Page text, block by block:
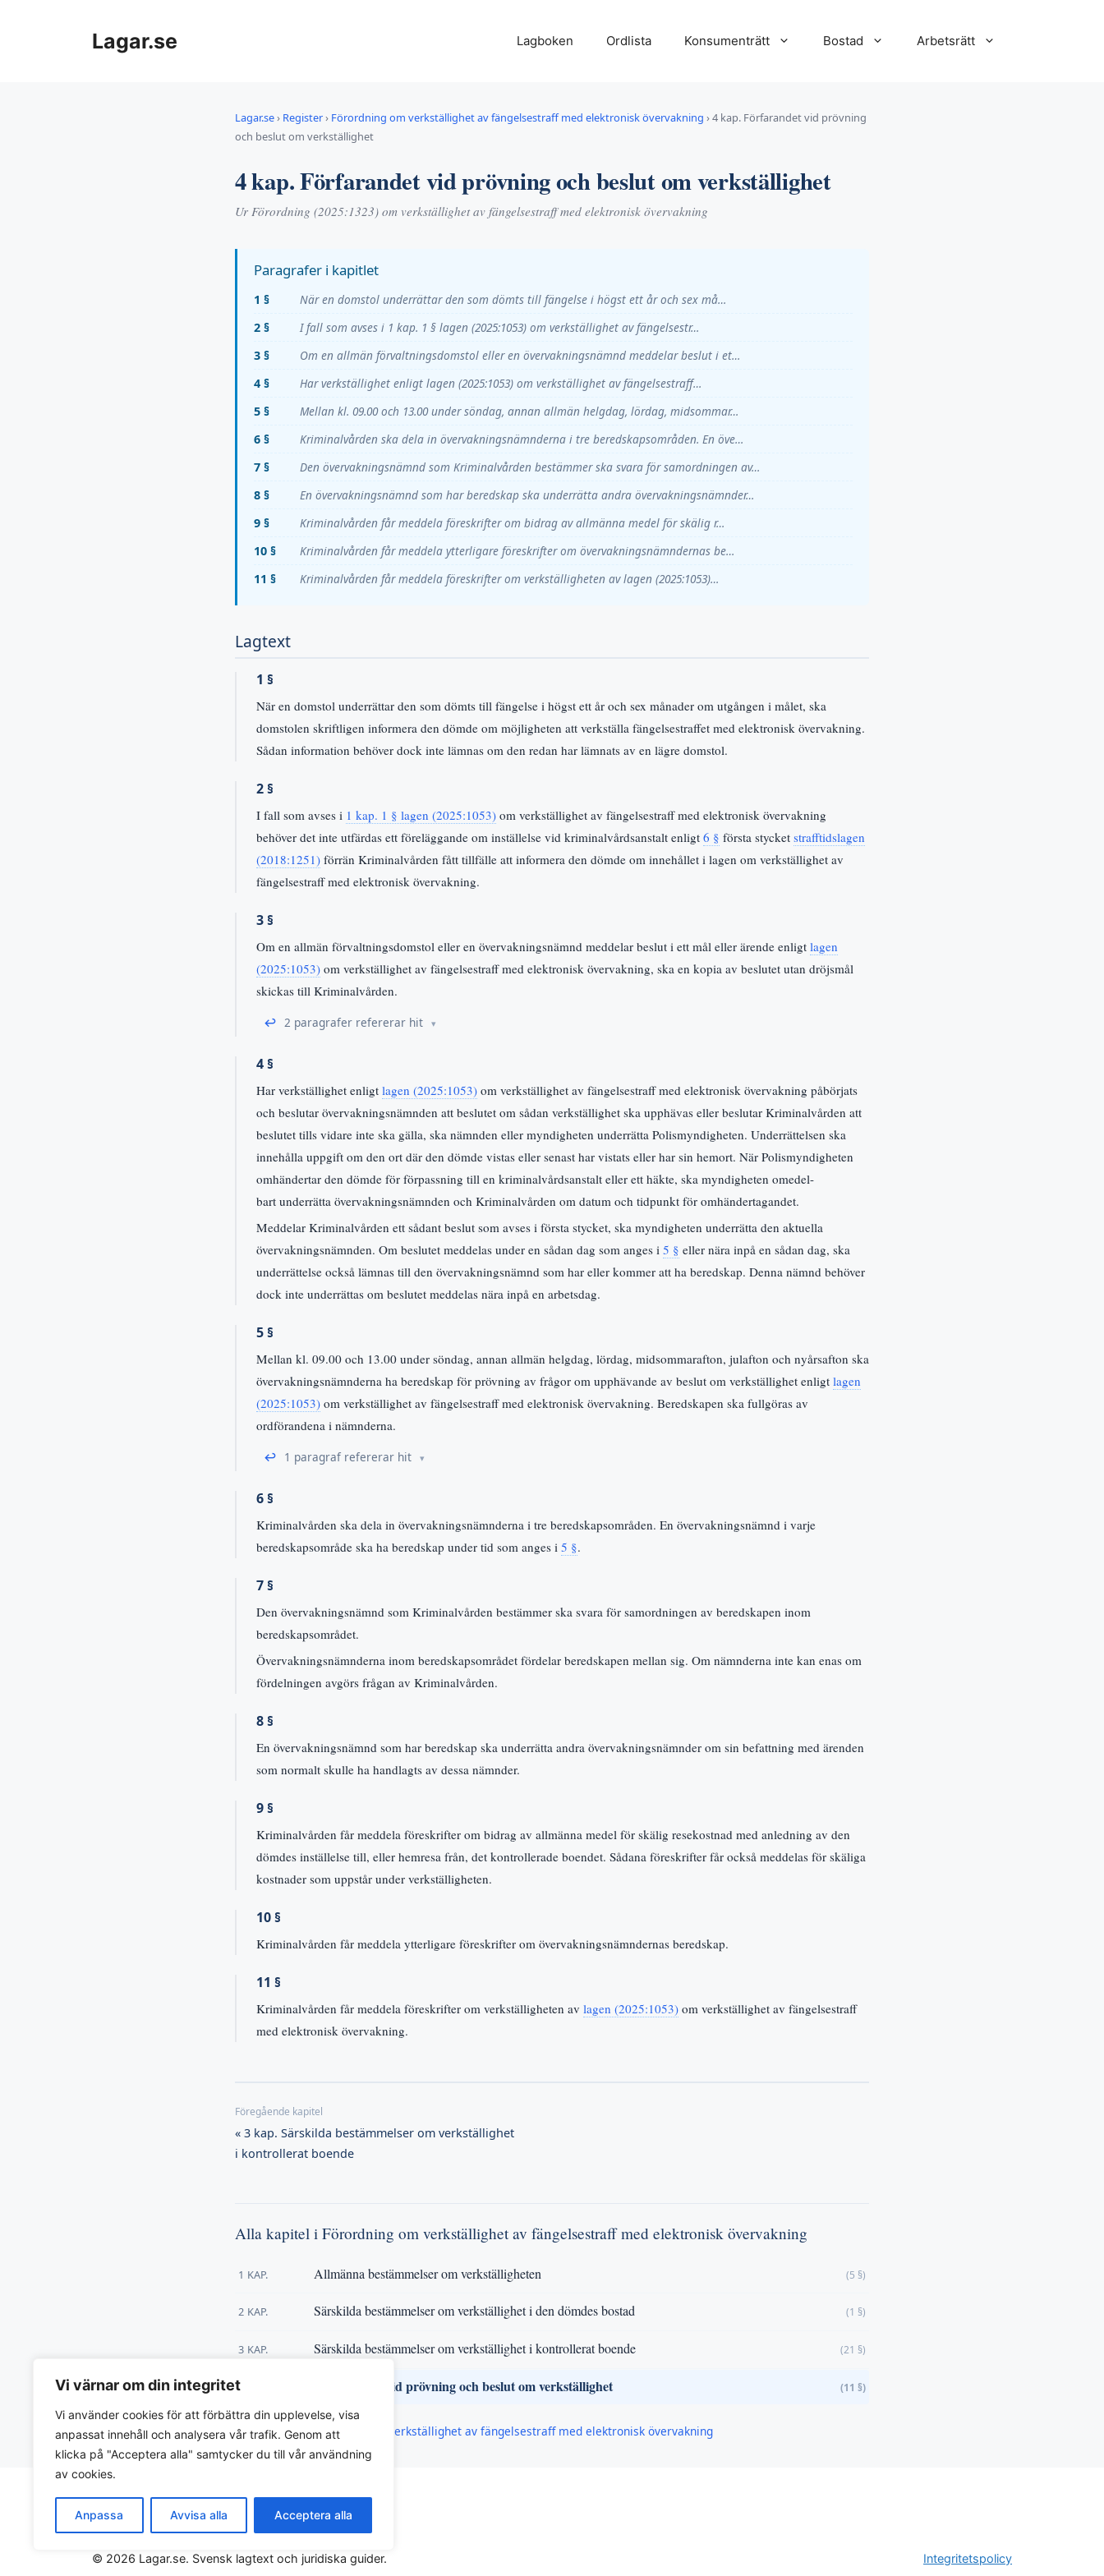
Vi värnar om din integritet
Vi använder cookies för att förbättra din upplevelse, visa
anpassat innehåll och analysera vår trafik. Genom att
klicka på "Acceptera alla" samtycker du till vår användning
av cookies.
Anpassa Avvisa alla Acceptera alla
Lagar.se Lagboken Ordlista Konsumenträtt Bostad Arbetsrätt
Lagar.se› Register› Förordning om verkställighet av fängelsestraff med elektronisk övervakning ›4 kap. Förfarandet vid prövning
och beslut om verkställighet
4 kap. Förfarandet vid prövning och beslut om verkställighet
Ur Förordning (2025:1323) om verkställighet av fängelsestraff med elektronisk övervakning
Paragrafer i kapitlet
1 §
När en domstol underrättar den som dömts till fängelse i högst ett år och sex må…
2 §
I fall som avses i 1 kap. 1 § lagen (2025:1053) om verkställighet av fängelsestr…
3 §
Om en allmän förvaltningsdomstol eller en övervakningsnämnd meddelar beslut i et…
4 §
Har verkställighet enligt lagen (2025:1053) om verkställighet av fängelsestraff…
5 §
Mellan kl. 09.00 och 13.00 under söndag, annan allmän helgdag, lördag, midsommar…
6 §
Kriminalvården ska dela in övervakningsnämnderna i tre beredskapsområden. En öve…
7 §
Den övervakningsnämnd som Kriminalvården bestämmer ska svara för samordningen av…
8 §
En övervakningsnämnd som har beredskap ska underrätta andra övervakningsnämnder…
9 §
Kriminalvården får meddela föreskrifter om bidrag av allmänna medel för skälig r…
10 §
Kriminalvården får meddela ytterligare föreskrifter om övervakningsnämndernas be…
11 §
Kriminalvården får meddela föreskrifter om verkställigheten av lagen (2025:1053)…
Lagtext
1 §
När en domstol underrättar den som dömts till fängelse i högst ett år och sex månader om utgången i målet, ska
domstolen skriftligen informera den dömde om möjligheten att verkställa fängelsestraffet med elektronisk övervakning.
Sådan information behöver dock inte lämnas om den redan har lämnats av en lägre domstol.
2 §
I fall som avses i 1 kap. 1 § lagen (2025:1053) om verkställighet av fängelsestraff med elektronisk övervakning
behöver det inte utfärdas ett föreläggande om inställelse vid kriminalvårdsanstalt enligt 6 § första stycket strafftidslagen
(2018:1251) förrän Kriminalvården fått tillfälle att informera den dömde om innehållet i lagen om verkställighet av
fängelsestraff med elektronisk övervakning.
3 §
Om en allmän förvaltningsdomstol eller en övervakningsnämnd meddelar beslut i ett mål eller ärende enligt lagen
(2025:1053) om verkställighet av fängelsestraff med elektronisk övervakning, ska en kopia av beslutet utan dröjsmål
skickas till Kriminalvården.
↩ 2 paragrafer refererar hit
4 §
Har verkställighet enligt lagen (2025:1053) om verkställighet av fängelsestraff med elektronisk övervakning påbörjats
och beslutar övervakningsnämnden att beslutet om sådan verkställighet ska upphävas eller beslutar Kriminalvården att
beslutet tills vidare inte ska gälla, ska nämnden eller myndigheten underrätta Polismyndigheten. Underrättelsen ska
innehålla uppgift om den ort där den dömde vistas eller senast har vistats eller har sin hemort. När Polismyndigheten
omhändertar den dömde för förpassning till en kriminalvårdsanstalt eller ett häkte, ska myndigheten omedel-
bart underrätta övervakningsnämnden och Kriminalvården om datum och tidpunkt för omhändertagandet.
Meddelar Kriminalvården ett sådant beslut som avses i första stycket, ska myndigheten underrätta den aktuella
övervakningsnämnden. Om beslutet meddelas under en sådan dag som anges i 5 § eller nära inpå en sådan dag, ska
underrättelse också lämnas till den övervakningsnämnd som har eller kommer att ha beredskap. Denna nämnd behöver
dock inte underrättas om beslutet meddelas nära inpå en arbetsdag.
5 §
Mellan kl. 09.00 och 13.00 under söndag, annan allmän helgdag, lördag, midsommarafton, julafton och nyårsafton ska
övervakningsnämnderna ha beredskap för prövning av frågor om upphävande av beslut om verkställighet enligt lagen
(2025:1053) om verkställighet av fängelsestraff med elektronisk övervakning. Beredskapen ska fullgöras av
ordförandena i nämnderna.
↩ 1 paragraf refererar hit
6 §
Kriminalvården ska dela in övervakningsnämnderna i tre beredskapsområden. En övervakningsnämnd i varje
beredskapsområde ska ha beredskap under tid som anges i 5 §.
7 §
Den övervakningsnämnd som Kriminalvården bestämmer ska svara för samordningen av beredskapen inom
beredskapsområdet.
Övervakningsnämnderna inom beredskapsområdet fördelar beredskapen mellan sig. Om nämnderna inte kan enas om
fördelningen avgörs frågan av Kriminalvården.
8 §
En övervakningsnämnd som har beredskap ska underrätta andra övervakningsnämnder om sin befattning med ärenden
som normalt skulle ha handlagts av dessa nämnder.
9 §
Kriminalvården får meddela föreskrifter om bidrag av allmänna medel för skälig resekostnad med anledning av den
dömdes inställelse till, eller hemresa från, det kontrollerade boendet. Sådana föreskrifter får också meddelas för skäliga
kostnader som uppstår under verkställigheten.
10 §
Kriminalvården får meddela ytterligare föreskrifter om övervakningsnämndernas beredskap.
11 §
Kriminalvården får meddela föreskrifter om verkställigheten av lagen (2025:1053) om verkställighet av fängelsestraff
med elektronisk övervakning.
« 3 kap. Särskilda bestämmelser om verkställighet
i kontrollerat boende
Alla kapitel i Förordning om verkställighet av fängelsestraff med elektronisk övervakning
1 KAP. Allmänna bestämmelser om verkställigheten (5 §)
2 KAP. Särskilda bestämmelser om verkställighet i den dömdes bostad (1 §)
3 KAP. Särskilda bestämmelser om verkställighet i kontrollerat boende (21 §)
4 KAP. Förfarandet vid prövning och beslut om verkställighet (11 §)
« Tillbaka tillFörordning om verkställighet av fängelsestraff med elektronisk övervakning
Integritetspolicy
© 2026 Lagar.se. Svensk lagtext och juridiska guider.